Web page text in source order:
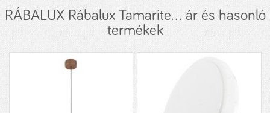
RÁBALUX Rábalux Tamarite... ár és hasonló
termékek